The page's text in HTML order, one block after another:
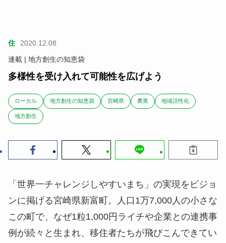
住
2020.12.08
連載 | 地方創生の知恵袋
多様性を受け入れて可能性を広げよう
ローカル 地方創生の知恵袋 宮崎県 農業 地域活性化
地方創生
「世界一チャレンジしやすいまち」の実現をビジョ
ンに掲げる宮崎県新富町。人口1万7,000人の小さな
この町で、なぜ1粒1,000円ライチや企業との連携事
例が続々と生まれ、移住者たちが飛びこんできてい